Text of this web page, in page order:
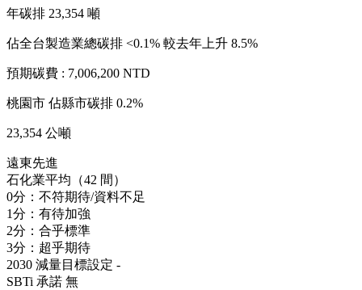
年碳排 23,354 噸
佔全台製造業總碳排 <0.1% 較去年上升 8.5%
預期碳費 : 7,006,200 NTD
桃園市 佔縣市碳排 0.2%
23,354 公噸
遠東先進
石化業平均（42 間）
0分：不符期待/資料不足
1分：有待加強
2分：合乎標準
3分：超乎期待
2030 減量目標設定 -
SBTi 承諾 無